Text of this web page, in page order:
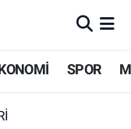
SPOR